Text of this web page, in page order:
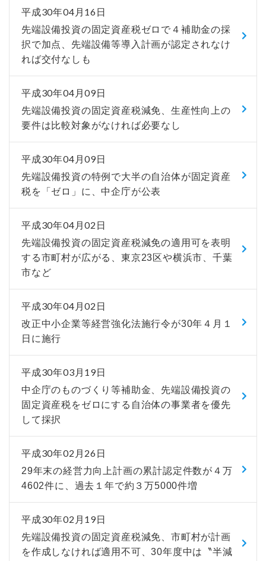
平成30年04月16日
先端設備投資の固定資産税ゼロで４補助金の採
択で加点、先端設備等導入計画が認定されなけ
れば交付なしも
平成30年04月09日
先端設備投資の固定資産税減免、生産性向上の
要件は比較対象がなければ必要なし
平成30年04月09日
先端設備投資の特例で大半の自治体が固定資産
税を「ゼロ」に、中企庁が公表
平成30年04月02日
先端設備投資の固定資産税減免の適用可を表明
する市町村が広がる、東京23区や横浜市、千葉
市など
平成30年04月02日
改正中小企業等経営強化法施行令が30年４月１
日に施行
平成30年03月19日
中企庁のものづくり等補助金、先端設備投資の
固定資産税をゼロにする自治体の事業者を優先
して採択
平成30年02月26日
29年末の経営力向上計画の累計認定件数が４万
4602件に、過去１年で約３万5000件増
平成30年02月19日
先端設備投資の固定資産税減免、市町村が計画
を作成しなければ適用不可、30年度中は〝半減